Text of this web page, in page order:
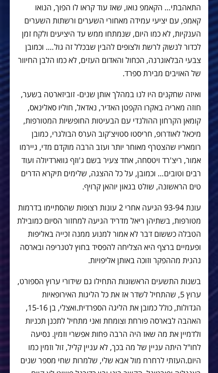
התאהבתי… הקאמפ נואו, שאז עוד קראו לו הפוך, הנואו
קאמפ, עם יציעי עמידה מאחורי השערים ורשתות השערים
הענקיות, לא כמו היום, שנמתחו ממש עד היציעים ולקח זמן
לכדור לנשוק לרשת ולצופים להבין שבכלל זה גול…. וכמובן
צבעי הבלאוגרנה, הכחול והאדום העזים, לא כמו הלבן החיוור
של האויבים מבירת ספרד.
ואיזה שחקנים היו לנו במהלך אותן שנים- זוביזארטה בשער,
חוזה מאריה באקרו הקפטן האדיר, נאדאל, חוליו סאלינאס,
קומאן הקרחון ההולנדי עם הבעיטות החופשיות המטורפות,
מיכאל לאודרופ, חריסטו סטויצ'קוב הערס הבולגרי, כמובן
רומאריו שהצטרף מאוחר יותר ועזב הרבה מוקדם מדי, גיירמו
אמור, ריצ'רד ויטסחה, אחד צעיר בשם ג'וזף גווארדיולה ועוד
רבים וטובים… וכמובן, על כל ההצגה, שלימים תיקרא הדרים
טים הראשונה, שולט בגאון יוהאן קרויף.
עונת 93-94 הגיעה אחרי 2 עונות רצופות שהסתיימו בדרמות
מטורפות, בשתיהן ריאל מדריד הגיעה למחזור הסיום כמובילת
הטבלה כששום דבר לא אמור למנוע ממנה זכייה באליפות
ופעמיים ברצף היא הצליחה להפסיד בחוץ לטנריפה ובארסה
נהנית מההפקר וזוכה באותן אליפויות.
בשנות התשעים הראשונות התחילו גם שידורי ערוץ הספורט,
ערוץ 5, שהתחיל לשדר אז את כל הליגות האירופאיות
הגדולות, כולל כמובן את הליגה הספרדית.ואצלי, בן 15-16,
האהבה לבארסה פורחת וצומחת ואני מתחיל לתכנן תכניות
ולדמיין את מה שאז היה הרבה פחות אפשרי וזמין. נסיעה
לחו"ל היתה עניין של מה בכך, לא עניין קליל, זול וזמין כמו
היום.העזתי לרחרח מול אבא שלי, שלמרות שחי מספר שנים